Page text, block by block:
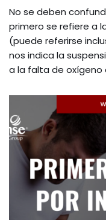
No se deben
primero se refiere a
(puede referirse
nos indica la
a la falta de oxígeno